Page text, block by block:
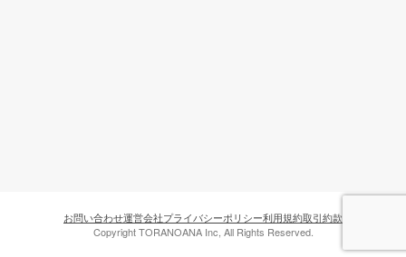
お問い合わせ運営会社プライバシーポリシー利用規約取引約款
Copyright TORANOANA Inc, All Rights Reserved.